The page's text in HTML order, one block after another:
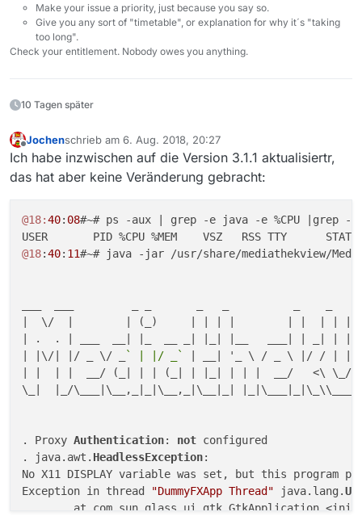
Make your issue a priority, just because you say so.
Give you any sort of "timetable", or explanation for why it´s "taking
too long".
Check your entitlement. Nobody owes you anything.
10 Tagen später
Offline
Jochenschrieb am 6. Aug. 2018, 20:27
zuletzt editiert von
Ich habe inzwischen auf die Version 3.1.1 aktualisiertr,
das hat aber keine Veränderung gebracht:
@18:40: 08#~# ps -aux | grep -e java -e %CPU |grep -v
@18:40: 11#~# java -jar /usr/share/mediathekview/
|  \/  |        | (_)     | | | |        | |  | | |
| .  . | ___  __| |_  __ _| |_| |__   ___| | _| | |
| |\/| |/ _ \/ _
` | |/ _`
| __| '_ \ / _ \ |/ / | |
| |  | |  __/ (_| | | (_| | |_| | | |  __/   <\ \_/ /
\_|  |_/\___|\__,_|_|\__,_|\__|_|
. Proxy Authentication: not configured
. java.awt. HeadlessException:
No X11 DISPLAY variable was set, but this program
Exception in thread
"DummyFXApp Thread" java.lang.
at